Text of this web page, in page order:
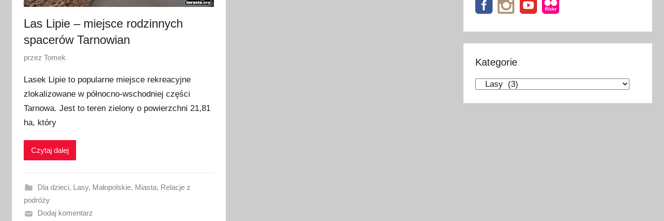
a
0
2
4
Las Lipie – miejsce rodzinnych
spacerów Tarnowian
O
u
b
l
i
w
n
o
1
przez Tomek
Lasek Lipie to popularne miejsce rekreacyjne
zlokalizowane w północno-wschodniej części
Tarnowa. Jest to teren zielony o powierzchni 21,81
ha, który
Czytaj dalej
Dla dzieci, Lasy, Małopolskie, Miasta, Relacje z
podróży
Dodaj komentarz
Kategorie
Kategorie